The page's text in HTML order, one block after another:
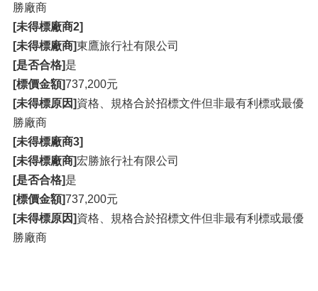
勝廠商
[未得標廠商2]
[未得標廠商]東鷹旅行社有限公司
[是否合格]是
[標價金額]737,200元
[未得標原因]資格、規格合於招標文件但非最有利標或最優
勝廠商
[未得標廠商3]
[未得標廠商]宏勝旅行社有限公司
[是否合格]是
[標價金額]737,200元
[未得標原因]資格、規格合於招標文件但非最有利標或最優
勝廠商